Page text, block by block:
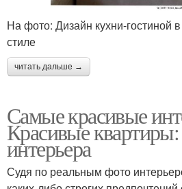
На фото: Дизайн кухни-гостиной
стиле
читать дальше →
Самые красивые
Красивые
интерьера
Судя по реальным фото